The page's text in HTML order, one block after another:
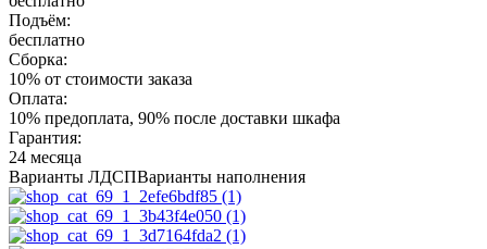
Подъём:
бесплатно
Сборка:
10% от стоимости заказа
Оплата:
10% предоплата, 90% после доставки шкафа
Гарантия:
24 месяца
Варианты ЛДСПВарианты наполнения